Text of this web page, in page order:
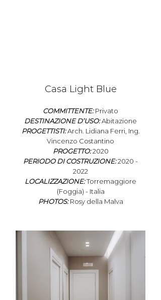
Casa Light Blue
COMMITTENTE:Privato
DESTINAZIONE D’USO:Abitazione
PROGETTISTI:Arch. Lidiana Ferri, Ing.
Vincenzo Costantino
PROGETTO:2020
PERIODO DI COSTRUZIONE:2020 -
2022
LOCALIZZAZIONE:Torremaggiore
(Foggia) - Italia
PHOTOS:Rosy della Malva